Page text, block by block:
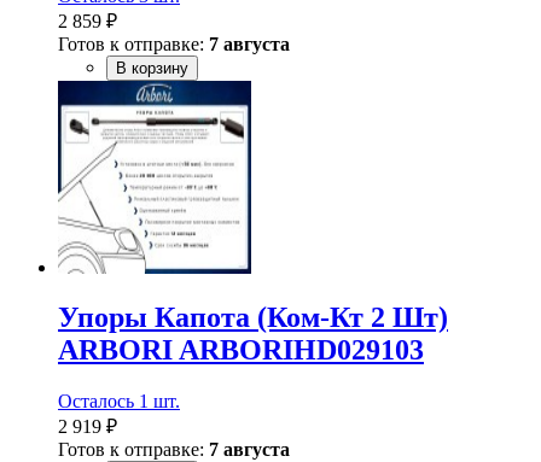
2 859 ₽
Готов к отправке: 7 августа
В корзину
Упоры Капота (Ком-Кт 2 Шт)
ARBORI ARBORIHD029103
Осталось 1 шт.
2 919 ₽
Готов к отправке: 7 августа